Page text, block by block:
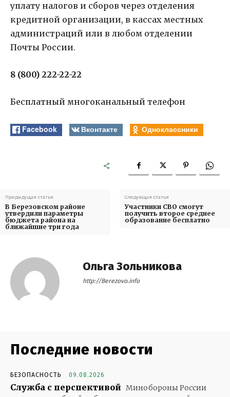
уплату налогов и сборов через отделения
кредитной организации, в кассах местных
администраций или в любом отделении
Почты России.
8 (800) 222-22-22
Бесплатный многоканальный телефон
Facebook Вконтакте Одноклассники
Предыдущая статья
В Березовском районе
утвердили параметры
бюджета района на
ближайшие три года
Следующая статья
Участники СВО смогут
получить второе среднее
образование бесплатно
Ольга Зольникова
http://Berezovo.info
Последние новости
БЕЗОПАСНОСТЬ 09.08.2026
Служба с перспективой Минобороны России